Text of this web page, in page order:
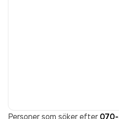
Personer som söker efter 070-